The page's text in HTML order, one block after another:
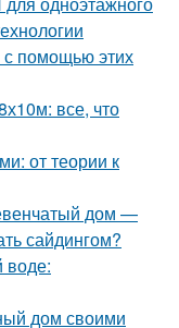
помощью этих
все, что
от теории к
дом —
сайдингом?
воде:
дом своими